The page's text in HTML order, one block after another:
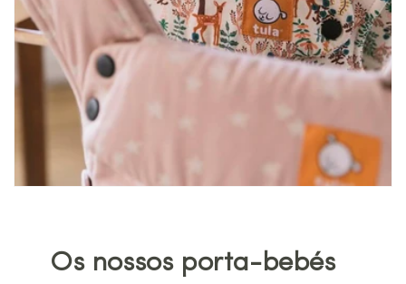
Os nossos porta-bebés